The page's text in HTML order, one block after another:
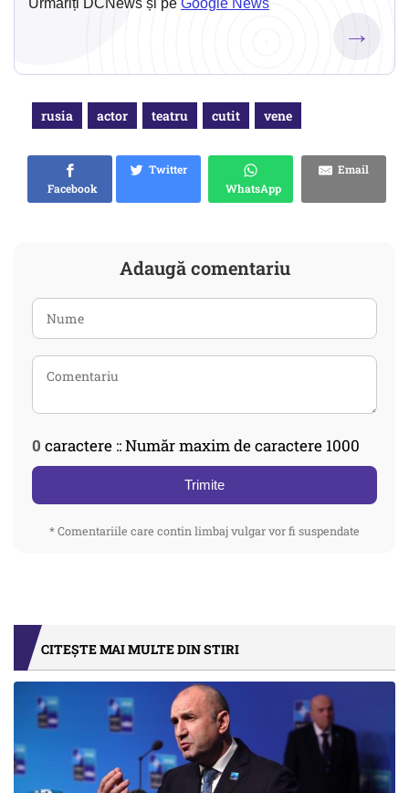
Urmăriți DCNews și pe Google News
→
rusia actor teatru cutit vene
Facebook
Twitter
WhatsApp
Email
Adaugă comentariu
0 caractere :: Număr maxim de caractere 1000
Trimite
* Comentariile care contin limbaj vulgar vor fi suspendate
CITEȘTE MAI MULTE DIN STIRI